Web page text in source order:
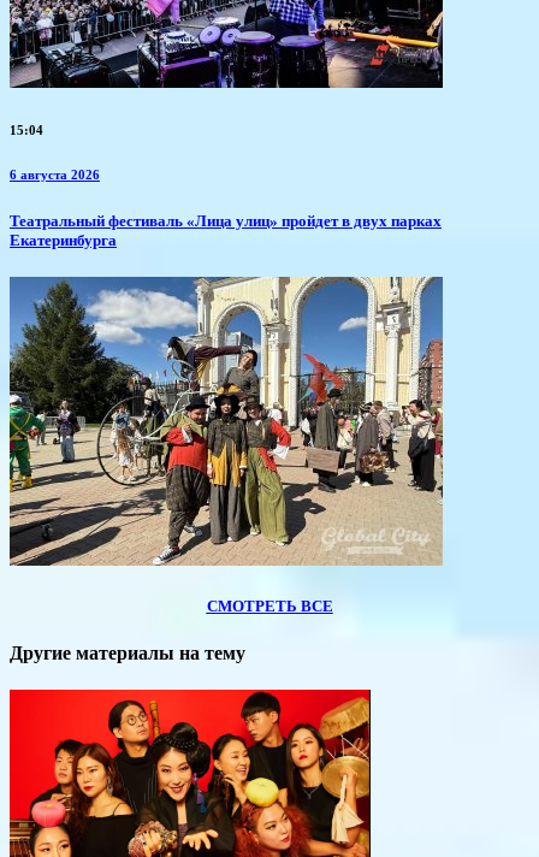
15:04
6 августа 2026
​Театральный фестиваль «Лица улиц» пройдет в двух парках
Екатеринбурга
СМОТРЕТЬ ВСЕ
Другие материалы на тему